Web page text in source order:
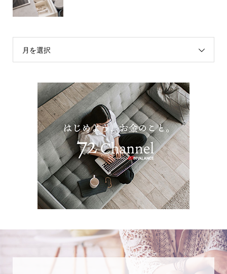
月を選択